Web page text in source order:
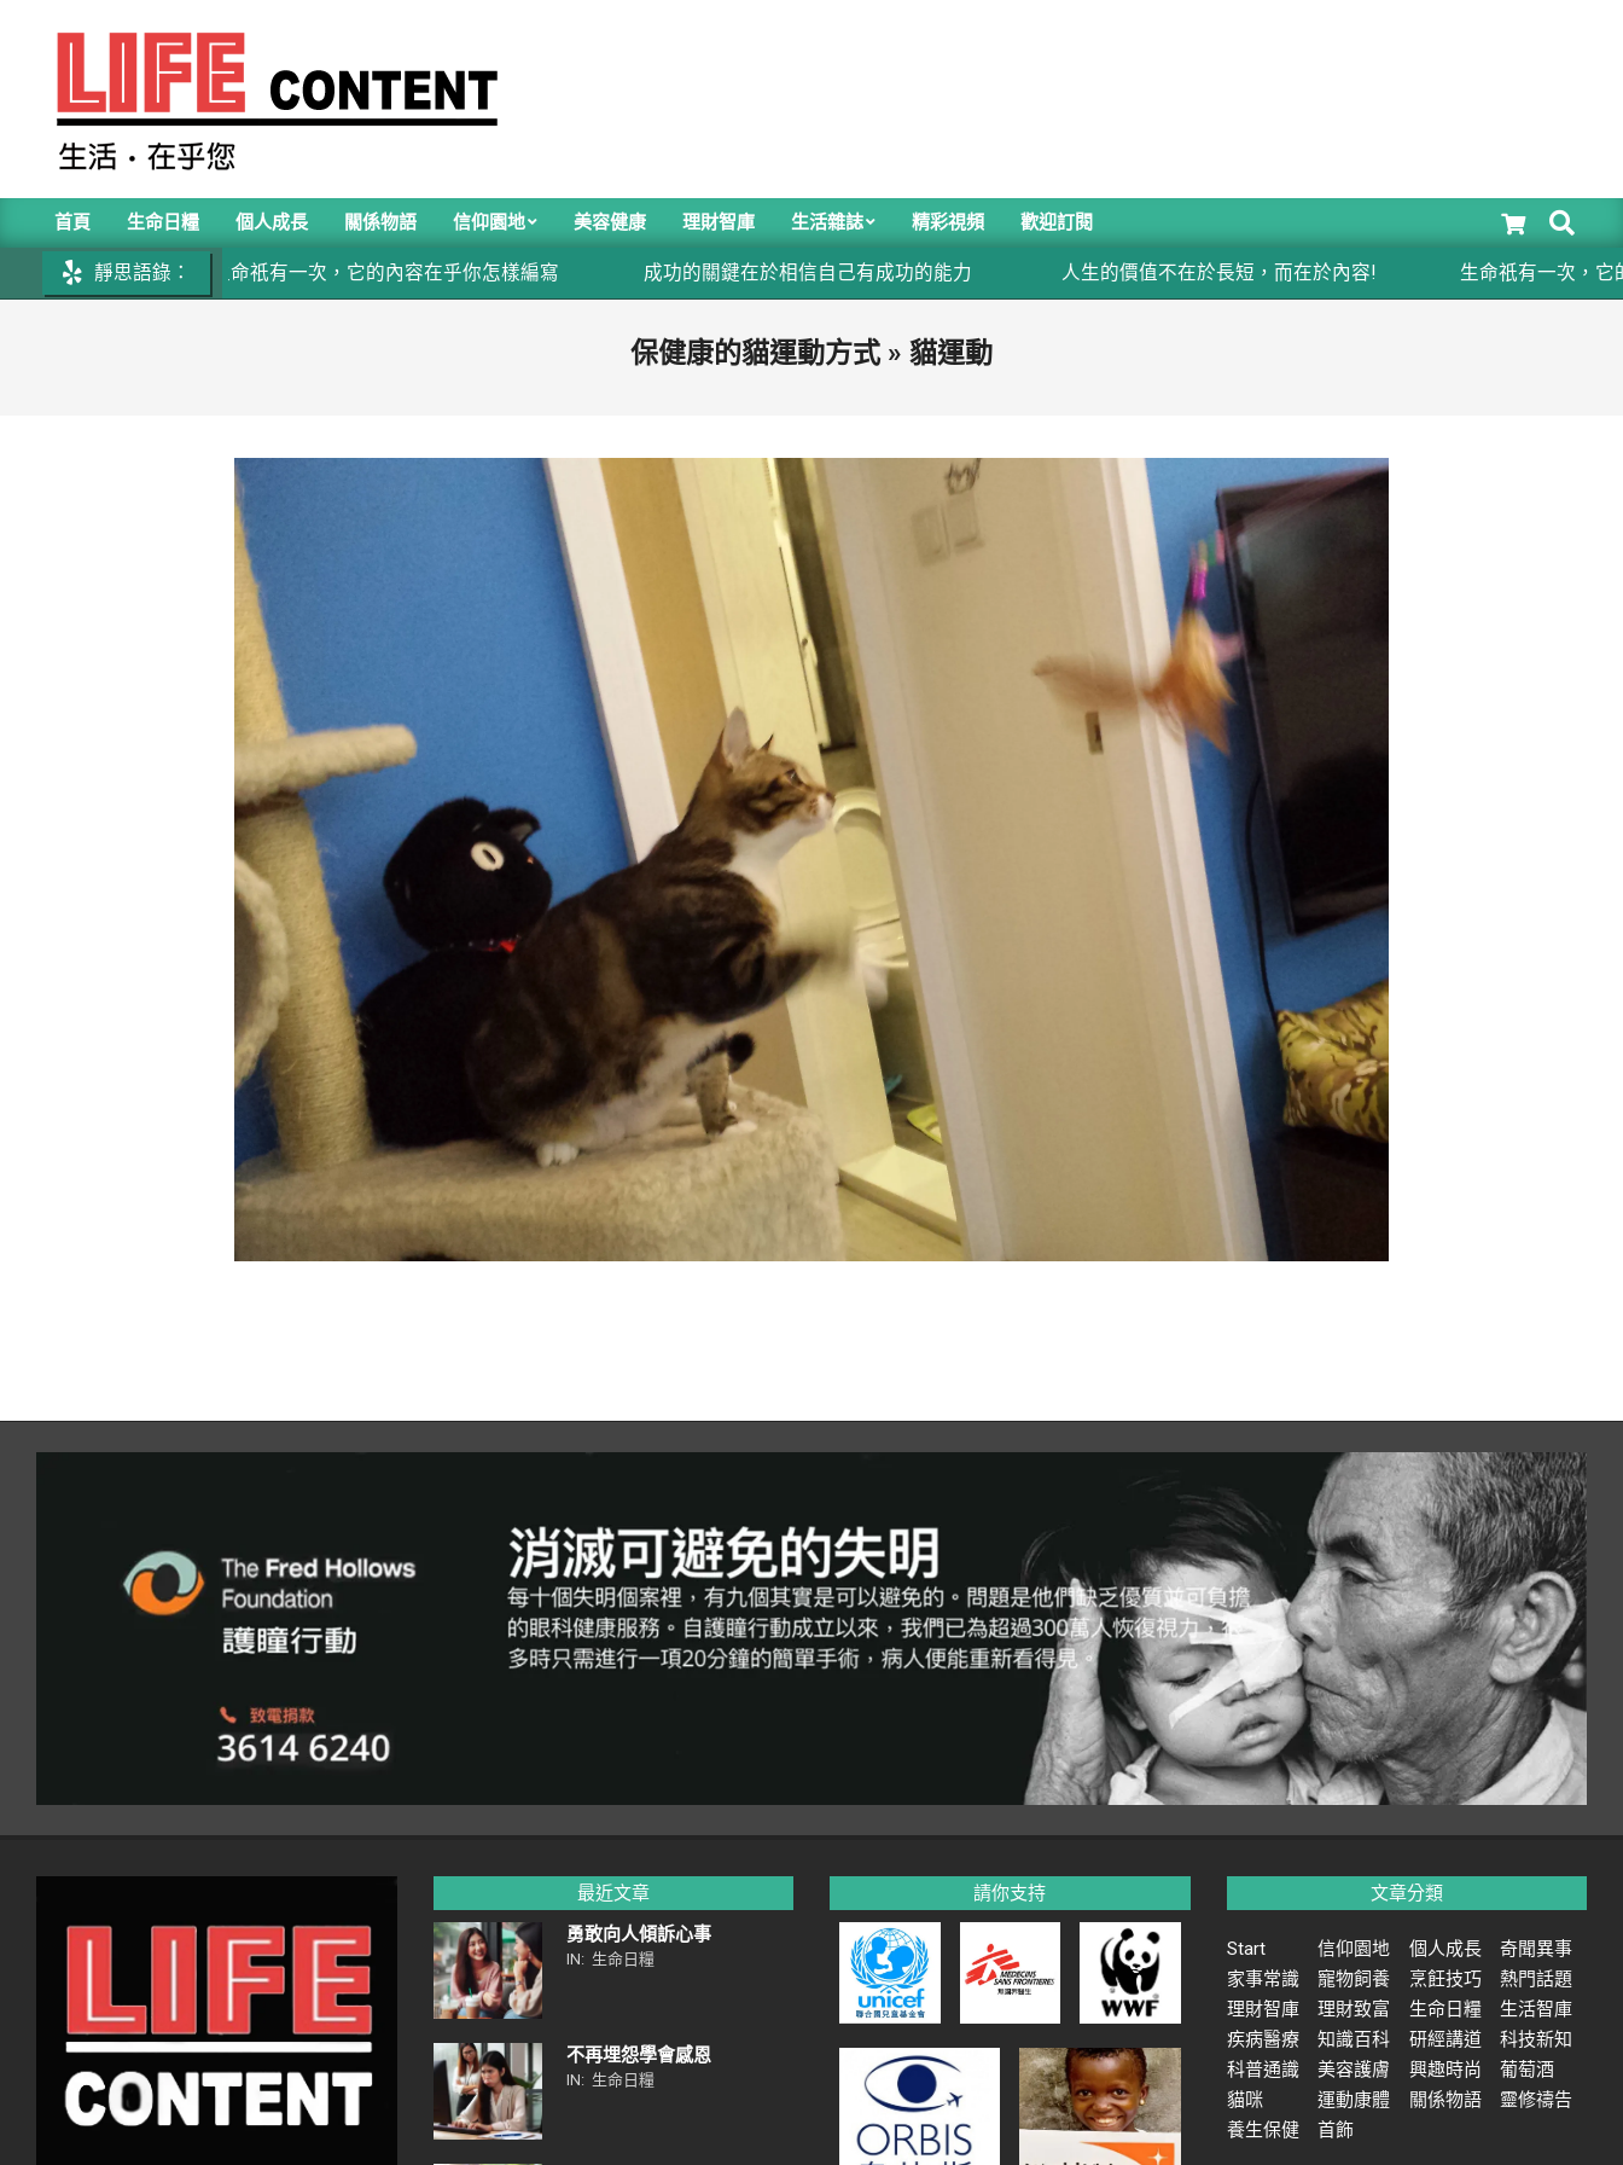
LIFE
CONTENT
Primary
Navigation
首頁 生命日糧 個人成長 關係物語 信仰園地 美容健康 理財智庫 生活雜誌 精彩視頻 歡迎訂閱 SEARCH
靜思語錄：生命祇有一次，它的內容在乎你怎樣編寫 成功的關鍵在於相信自己有成功的能力 人生的價值不在於長短，而在於內容! 生命祇有一次，它的內
保健康的貓運動方式 » 貓運動
10-
15
最近文章
勇敢向人傾訴心事
IN: 生命日糧
不再埋怨學會感恩
IN: 生命日糧
請你支持 文章分類
Start 信仰園地 個人成長
奇聞異事
家事常識
寵物飼養 烹飪技巧
熱門話題
理財智庫
理財致富 生命日糧
生活智庫
疾病醫療
知識百科 研經講道
科技新知
科普通識
美容護膚 興趣時尚
葡萄酒
貓咪
運動康體 關係物語
靈修禱告
養生保健
首飾